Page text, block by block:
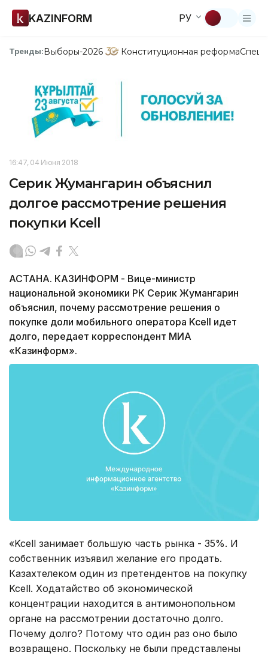
KAZINFORM РУ
Тренды:Выборы-2026 Конституционная реформа
16:47, 04 Июня 2018
Серик Жумангарин объяснил
долгое рассмотрение решения
покупки Kcell
АСТАНА. КАЗИНФОРМ - Вице-министр
национальной экономики РК Серик Жумангарин
объяснил, почему рассмотрение решения о
покупке доли мобильного оператора Kcell идет
долго, передает корреспондент МИА
«Казинформ».
«Kcell занимает большую часть рынка - 35%. И
собственник изъявил желание его продать.
Казахтелеком один из претендентов на покупку
Kcell. Ходатайство об экономической
концентрации находится в антимонопольном
органе на рассмотрении достаточно долго.
Почему долго? Потому что один раз оно было
возвращено. Поскольку не были представлены